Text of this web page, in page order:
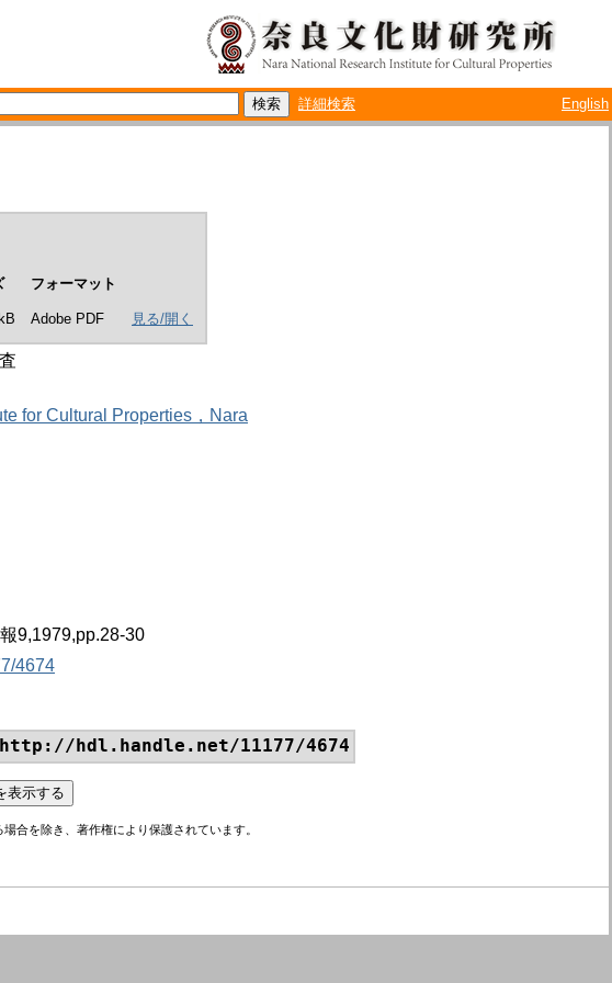
詳細検索 English
フォーマット
Adobe PDF 見る/開く
for Cultural Properties，Nara
9,1979,pp.28-30
4674
http://hdl.handle.net/11177/4674
合を除き、著作権により保護されています。